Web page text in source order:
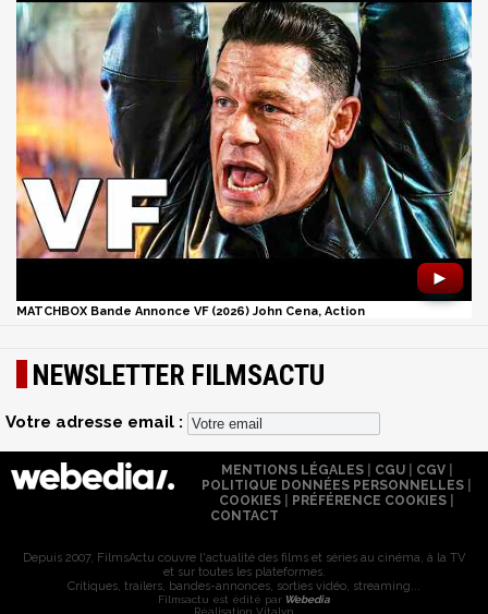
►
MATCHBOX Bande Annonce VF (2026) John Cena, Action
NEWSLETTER FILMSACTU
Votre adresse email :
MENTIONS LÉGALES| CGU| CGV|
POLITIQUE DONNÉES PERSONNELLES
COOKIES
PRÉFÉRENCE COOKIES
CONTACT
Depuis 2007, FilmsActu couvre l'actualité des films et séries au cinéma, à la TV
et sur toutes les plateformes.
Critiques, trailers, bandes-annonces, sorties vidéo, streaming...
Filmsactu est édité par Webedia
Réalisation Vitalyn